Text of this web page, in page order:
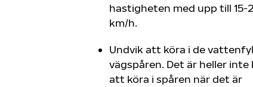
hastigheten med upp till 15-
km/h.
Undvik att köra i de
vägspåren. Det är heller inte
att köra i spåren när det är